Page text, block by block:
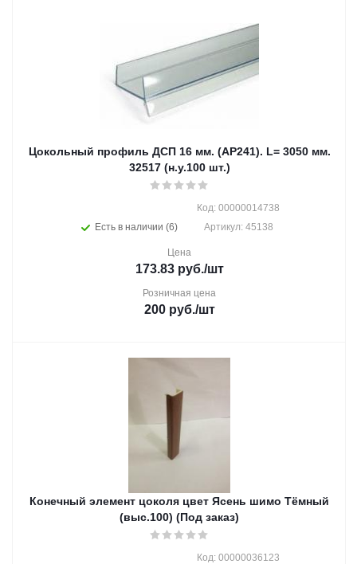
Цокольный профиль ДСП 16 мм. (АР241). L= 3050 мм.
32517 (н.у.100 шт.)
Есть в наличии (6)
Код: 00000014738
Артикул: 45138
Цена
173.83руб./шт
Розничная цена
200руб./шт
Конечный элемент цоколя цвет Ясень шимо Тёмный
(выс.100) (Под заказ)
Код: 00000036123